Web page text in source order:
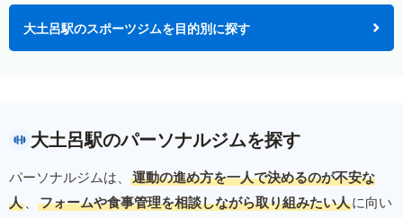
大土呂駅のスポーツジムを目的別に探す
大土呂駅のパーソナルジムを探す
パーソナルジムは、
運動の進め方を一人で決めるのが不安な
人 、 フォームや食事管理を相談しながら取り組みたい人に向い